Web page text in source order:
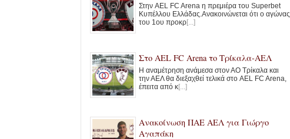
Στην AEL FC Arena η πρεμιέρα του Superbet
Κυπέλλου Ελλάδας.Ανακοινώνεται ότι ο αγώνας
του 1ου προκρ[...]
Στο ΑΕL FC Arena το Τρίκαλα-ΑΕΛ
Η αναμέτρηση ανάμεσα στον ΑΟ Τρίκαλα και
την ΑΕΛ θα διεξαχθεί τελικά στο AEL FC Arena,
έπειτα από κ[...]
Ανακοίνωση ΠΑΕ ΑΕΛ για Γιώργο
Αγαπάκη